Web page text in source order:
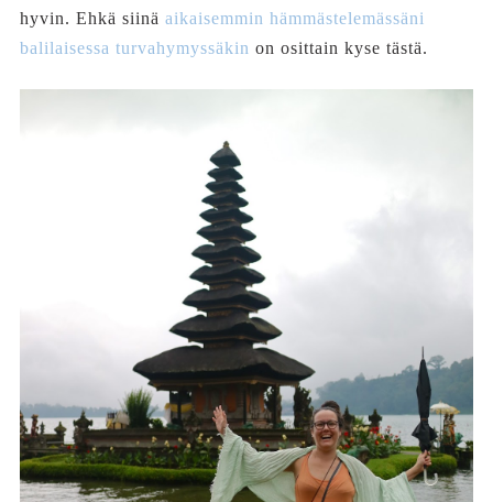
hyvin. Ehkä siinä aikaisemmin hämmästelemässäni
balilaisessa turvahymyssäkin on osittain kyse tästä.